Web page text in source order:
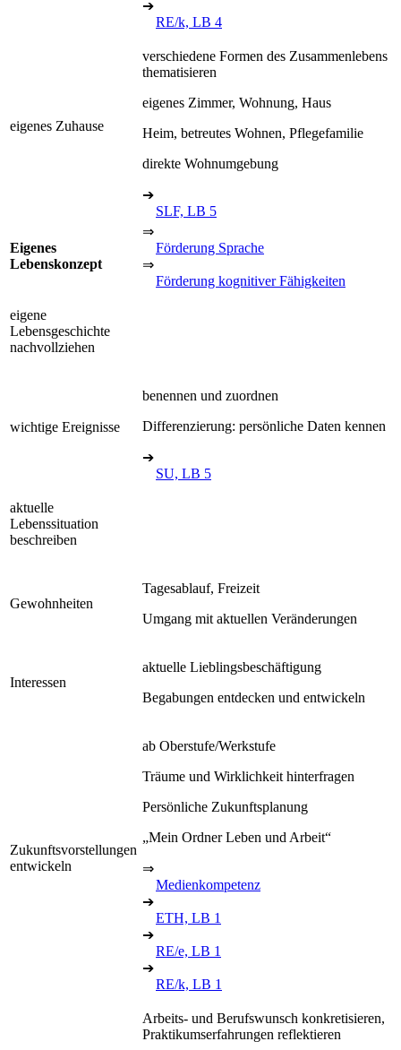
➔
RE/k, LB 4
eigenes Zuhause
verschiedene Formen des Zusammenlebens
thematisieren
eigenes Zimmer, Wohnung, Haus
Heim, betreutes Wohnen, Pflegefamilie
direkte Wohnumgebung
➔
SLF, LB 5
Eigenes
Lebenskonzept
⇒
Förderung Sprache
⇒
Förderung kognitiver Fähigkeiten
eigene
Lebensgeschichte
nachvollziehen
wichtige Ereignisse
benennen und zuordnen
Differenzierung: persönliche Daten kennen
➔
SU, LB 5
aktuelle
Lebenssituation
beschreiben
Gewohnheiten
Tagesablauf, Freizeit
Umgang mit aktuellen Veränderungen
Interessen
aktuelle Lieblingsbeschäftigung
Begabungen entdecken und entwickeln
Zukunftsvorstellungen
entwickeln
ab Oberstufe/Werkstufe
Träume und Wirklichkeit hinterfragen
Persönliche Zukunftsplanung
„Mein Ordner Leben und Arbeit“
⇒
Medienkompetenz
➔
ETH, LB 1
➔
RE/e, LB 1
➔
RE/k, LB 1
Arbeits- und Berufswunsch konkretisieren,
Praktikumserfahrungen reflektieren